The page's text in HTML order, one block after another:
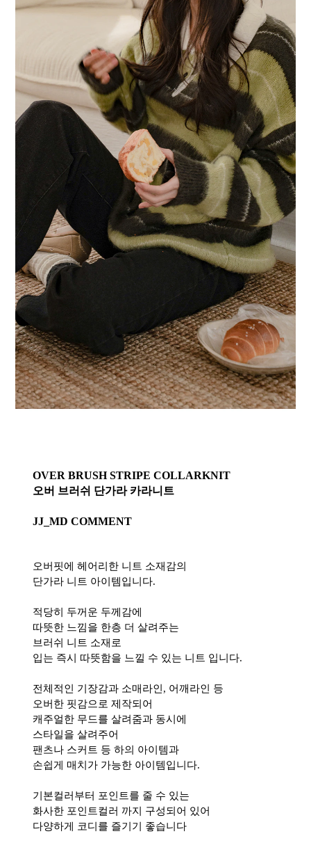
OVER BRUSH STRIPE COLLARKNIT
오버 브러쉬 단가라 카라니트
JJ_MD COMMENT
오버핏에 헤어리한 니트 소재감의
단가라 니트 아이템입니다.
적당히 두꺼운 두께감에
따뜻한 느낌을 한층 더 살려주는
브러쉬 니트 소재로
입는 즉시 따뜻함을 느낄 수 있는 니트 입니다.
전체적인 기장감과 소매라인, 어깨라인 등
오버한 핏감으로 제작되어
캐주얼한 무드를 살려줌과 동시에
스타일을 살려주어
팬츠나 스커트 등 하의 아이템과
손쉽게 매치가 가능한 아이템입니다.
기본컬러부터 포인트를 줄 수 있는
화사한 포인트컬러 까지 구성되어 있어
다양하게 코디를 즐기기 좋습니다